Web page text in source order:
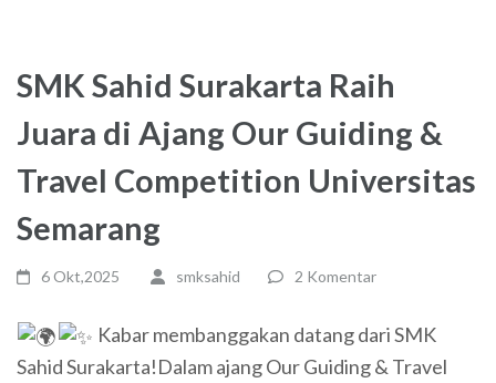
SMK Sahid Surakarta Raih
Juara di Ajang Our Guiding &
Travel Competition Universitas
Semarang
6 Okt,2025 smksahid 2 Komentar
Kabar membanggakan datang dari SMK
Sahid Surakarta!Dalam ajang Our Guiding & Travel